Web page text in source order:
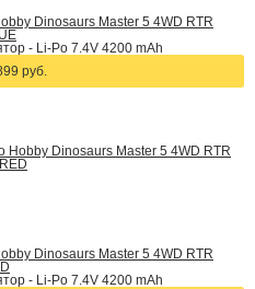
Dinosaurs Master 5 4WD RTR
- Li-Po 7.4V 4200 mAh
руб.
Dinosaurs Master 5 4WD RTR
- Li-Po 7.4V 4200 mAh